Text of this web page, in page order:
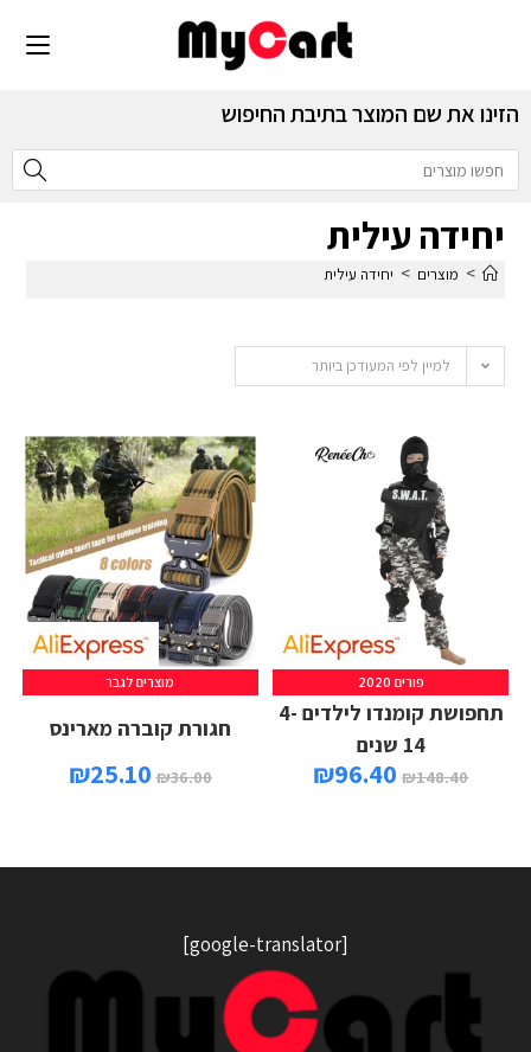
הזינו את שם המוצר בתיבת החיפוש
יחידה עילית
> מוצרים > יחידה עילית
למיין לפי המעודכן ביותר
פורים 2020
תחפושת קומנדו לילדים 4-
14 שנים
₪148.40
₪96.40
מוצרים לגבר
חגורת קוברה מארינס
₪36.00
₪25.10
[google-translator]